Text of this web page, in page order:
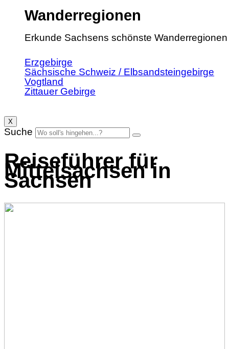
Wanderregionen
Erkunde Sachsens schönste Wanderregionen
Erzgebirge
Sächsische Schweiz / Elbsandsteingebirge
Vogtland
Zittauer Gebirge
X
Suche
Reiseführer für
Mittelsachsen in
Sachsen